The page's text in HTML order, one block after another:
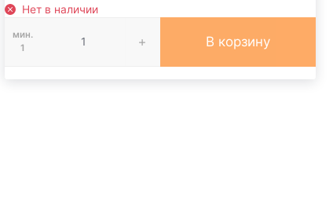
Нет в наличии
мин.
1
В корзину